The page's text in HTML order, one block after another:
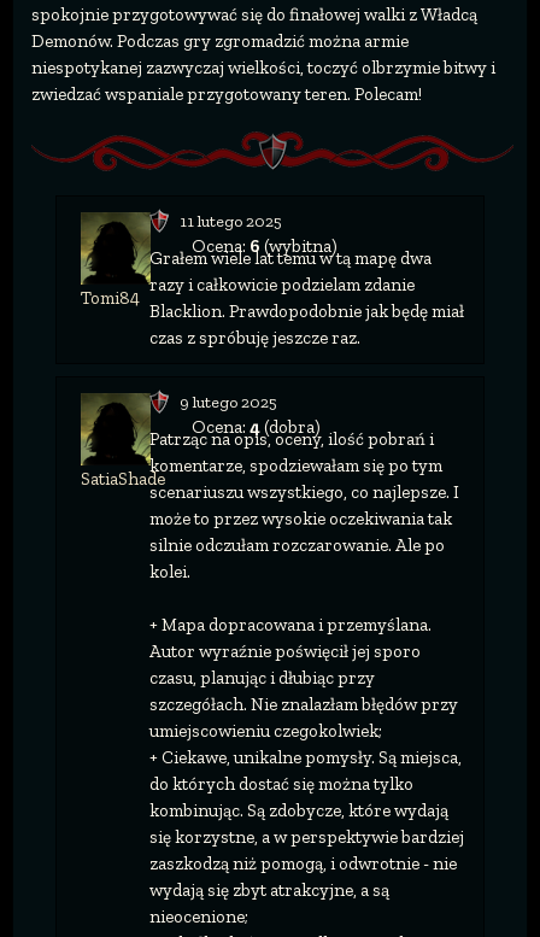
spokojnie przygotowywać się do finałowej walki z Władcą
Demonów. Podczas gry zgromadzić można armie
niespotykanej zazwyczaj wielkości, toczyć olbrzymie bitwy i
zwiedzać wspaniale przygotowany teren. Polecam!
Tomi84
11 lutego 2025
Ocena: 6 (wybitna)
Grałem wiele lat temu w tą mapę dwa
razy i całkowicie podzielam zdanie
Blacklion. Prawdopodobnie jak będę miał
czas z spróbuję jeszcze raz.
SatiaShade
9 lutego 2025
Ocena: 4(dobra)
Patrząc na opis, oceny, ilość pobrań i
komentarze, spodziewałam się po tym
scenariuszu wszystkiego, co najlepsze. I
może to przez wysokie oczekiwania tak
silnie odczułam rozczarowanie. Ale po
kolei.
+ Mapa dopracowana i przemyślana.
Autor wyraźnie poświęcił jej sporo
czasu, planując i dłubiąc przy
szczegółach. Nie znalazłam błędów przy
umiejscowieniu czegokolwiek;
+ Ciekawe, unikalne pomysły. Są miejsca,
do których dostać się można tylko
kombinując. Są zdobycze, które wydają
się korzystne, a w perspektywie bardziej
zaszkodzą niż pomogą, i odwrotnie - nie
wydają się zbyt atrakcyjne, a są
nieocenione;